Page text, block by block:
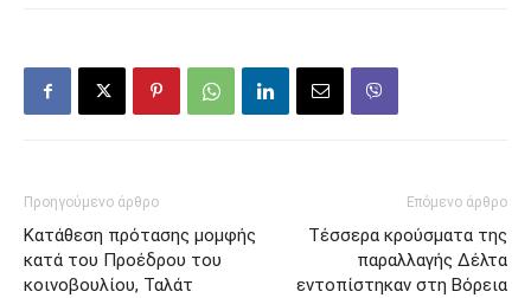
Προηγούμενο άρθρο
Κατάθεση πρότασης μομφής
κατά του Προέδρου του
κοινοβουλίου, Ταλάτ
Επόμενο άρθρο
Τέσσερα κρούσματα της
παραλλαγής Δέλτα
εντοπίστηκαν στη Βόρεια